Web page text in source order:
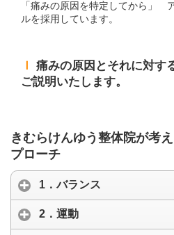
「痛みの原因を特定してから」
ルを採用しています。
ｌ
痛みの原因とそれに対す
ご説明いたします。
きむらけんゆう整体院が考
プローチ
1．バランス
2．運動